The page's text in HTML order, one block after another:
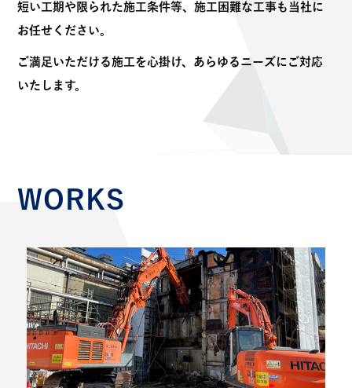
短い工期や限られた施工条件等、施工困難な工事も当社に
お任せください。
ご満足いただける施工を心掛け、あらゆるニーズにご対応
いたします。
WORKS